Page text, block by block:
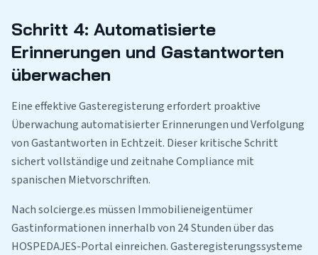
Schritt 4: Automatisierte
Erinnerungen und Gastantworten
überwachen
Eine effektive Gasteregisterung erfordert proaktive
Überwachung automatisierter Erinnerungen und Verfolgung
von Gastantworten in Echtzeit. Dieser kritische Schritt
sichert vollständige und zeitnahe Compliance mit
spanischen Mietvorschriften.
Nach solcierge.es müssen Immobilieneigentümer
Gastinformationen innerhalb von 24 Stunden über das
HOSPEDAJES-Portal einreichen. Gasteregisterungssysteme